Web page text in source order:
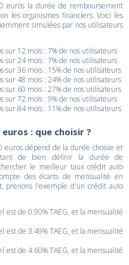
euros la durée de remboursement
les organismes financiers. Voici les
simulées par nos utilisateurs
sur 12 mois : 7% de nos utilisateurs
sur 24 mois : 7% de nos utilisateurs
sur 36 mois : 15% de nos utilisateurs
sur 48 mois : 24% de nos utilisateurs
sur 60 mois : 27% de nos utilisateurs
sur 72 mois : 9% de nos utilisateurs
sur 84 mois : 11% de nos utilisateurs
: que choisir ?
euros dépend de la durée choisie et
de bien définir la durée de
le meilleur taux crédit auto
des écarts de mensualité en
prenons l'exemple d'un crédit auto
de 0.90% TAEG, et la mensualité
de 3.49% TAEG, et la mensualité
de 4.60% TAEG, et la mensualité